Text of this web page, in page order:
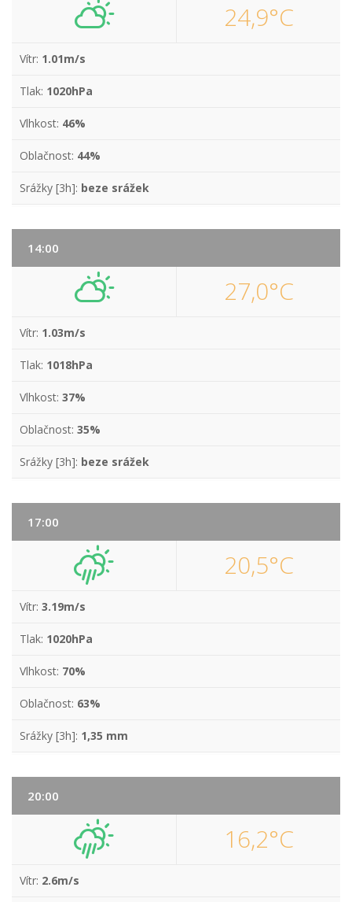
24,9°C
Vítr: 1.01m/s
Tlak: 1020hPa
Vlhkost: 46%
Oblačnost: 44%
Srážky [3h]: beze srážek
14:00
27,0°C
Vítr: 1.03m/s
Tlak: 1018hPa
Vlhkost: 37%
Oblačnost: 35%
Srážky [3h]: beze srážek
17:00
20,5°C
Vítr: 3.19m/s
Tlak: 1020hPa
Vlhkost: 70%
Oblačnost: 63%
Srážky [3h]: 1,35 mm
20:00
16,2°C
Vítr: 2.6m/s